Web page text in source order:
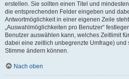
erstellen. Sie sollten einen Titel und
die entsprechenden Felder eingeben und
Antwortmöglichkeit in einer eigenen Zeile
„Auswahlmöglichkeiten pro Benutzer“
Benutzer auswählen kann, welches Zeitlimit
dabei eine zeitlich unbegrenzte Umfrage)
Stimme ändern können.
Nach oben